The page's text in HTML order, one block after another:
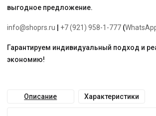
выгодное предложение.
info@shoprs.ru +7 (921) 958-1-777 (
Гарантируем индивидуальный подход и
экономию!
Описание Характеристики